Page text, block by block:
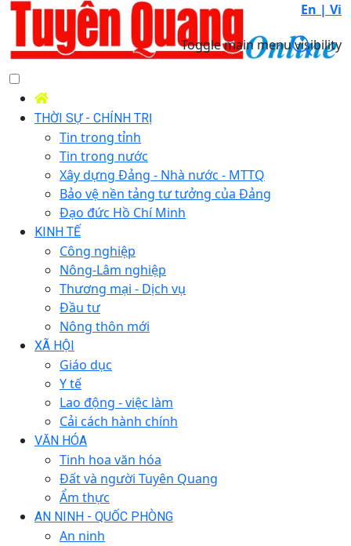
En | Vi
Toggle main menu visibility
THỜI SỰ - CHÍNH TRỊ
Tin trong tỉnh
Tin trong nước
Xây dựng Đảng - Nhà nước - MTTQ
Bảo vệ nền tảng tư tưởng của Đảng
Đạo đức Hồ Chí Minh
KINH TẾ
Công nghiệp
Nông-Lâm nghiệp
Thương mại - Dịch vụ
Đầu tư
Nông thôn mới
XÃ HỘI
Giáo dục
Y tế
Lao động - việc làm
Cải cách hành chính
VĂN HÓA
Tinh hoa văn hóa
Đất và người Tuyên Quang
Ẩm thực
AN NINH - QUỐC PHÒNG
An ninh